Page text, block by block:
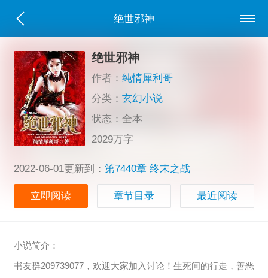
绝世邪神
绝世邪神
作者：纯情犀利哥
分类：玄幻小说
状态：全本
2029万字
2022-06-01更新到： 第7440章 终末之战
立即阅读 章节目录 最近阅读
小说简介：
书友群209739077，欢迎大家加入讨论！生死间的行走，善恶